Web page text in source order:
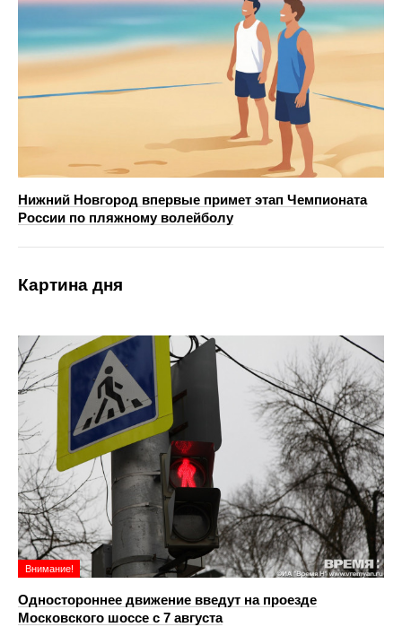
Нижний Новгород впервые примет этап Чемпионата
России по пляжному волейболу
Картина дня
Внимание!
Одностороннее движение введут на проезде
Московского шоссе с 7 августа